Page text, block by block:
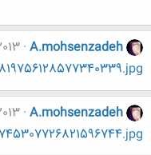
A.mohsenzadeh
A.mohsenzadeh